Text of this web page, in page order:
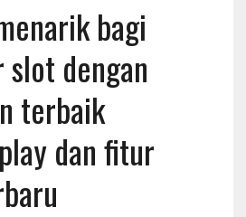
bagi
slot dengan
terbaik
dan fitur